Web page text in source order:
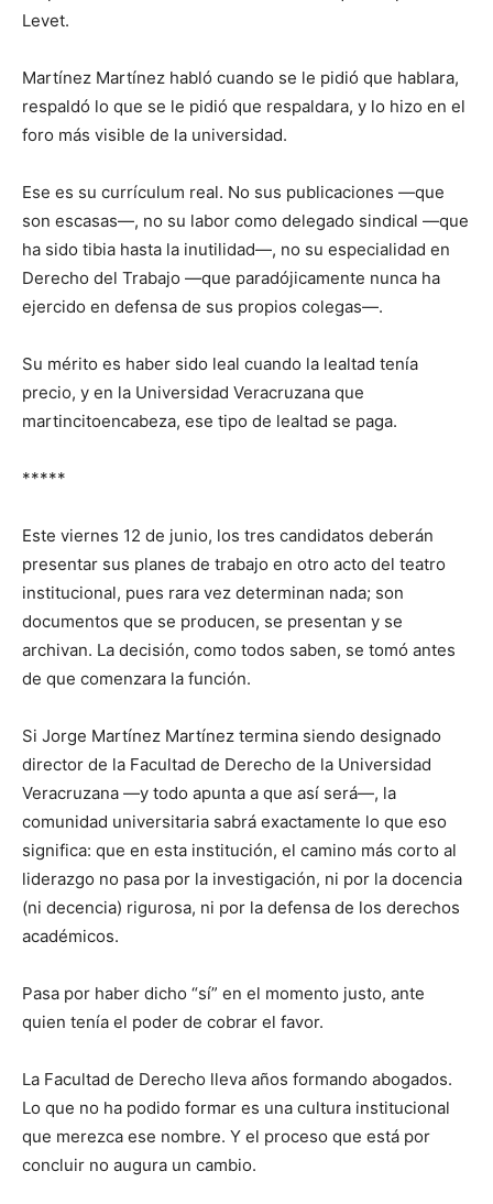
Levet.
Martínez Martínez habló cuando se le pidió que hablara,
respaldó lo que se le pidió que respaldara, y lo hizo en el
foro más visible de la universidad.
Ese es su currículum real. No sus publicaciones —que
son escasas—, no su labor como delegado sindical —que
ha sido tibia hasta la inutilidad—, no su especialidad en
Derecho del Trabajo —que paradójicamente nunca ha
ejercido en defensa de sus propios colegas—.
Su mérito es haber sido leal cuando la lealtad tenía
precio, y en la Universidad Veracruzana que
martincitoencabeza, ese tipo de lealtad se paga.
*****
Este viernes 12 de junio, los tres candidatos deberán
presentar sus planes de trabajo en otro acto del teatro
institucional, pues rara vez determinan nada; son
documentos que se producen, se presentan y se
archivan. La decisión, como todos saben, se tomó antes
de que comenzara la función.
Si Jorge Martínez Martínez termina siendo designado
director de la Facultad de Derecho de la Universidad
Veracruzana —y todo apunta a que así será—, la
comunidad universitaria sabrá exactamente lo que eso
significa: que en esta institución, el camino más corto al
liderazgo no pasa por la investigación, ni por la docencia
(ni decencia) rigurosa, ni por la defensa de los derechos
académicos.
Pasa por haber dicho “sí” en el momento justo, ante
quien tenía el poder de cobrar el favor.
La Facultad de Derecho lleva años formando abogados.
Lo que no ha podido formar es una cultura institucional
que merezca ese nombre. Y el proceso que está por
concluir no augura un cambio.